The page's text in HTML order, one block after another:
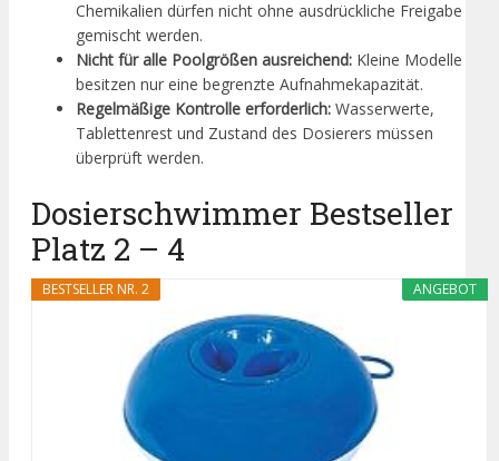
Chemikalien dürfen nicht ohne ausdrückliche Freigabe
gemischt werden.
Nicht für alle Poolgrößen ausreichend: Kleine Modelle
besitzen nur eine begrenzte Aufnahmekapazität.
Regelmäßige Kontrolle erforderlich: Wasserwerte,
Tablettenrest und Zustand des Dosierers müssen
überprüft werden.
Dosierschwimmer Bestseller
Platz 2 – 4
ANGEBOT
BESTSELLER NR. 2